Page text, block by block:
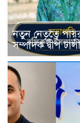
নতুন নেতৃত্বে
সম্পাদক দ্বীপ ঢালী